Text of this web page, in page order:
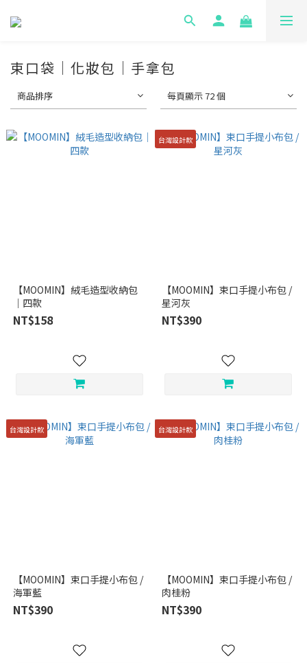
束口袋｜化妝包｜手拿包
商品排序 每頁顯示 72 個
【MOOMIN】絨毛造型收納包
｜四款
NT$158
台灣設計款
【MOOMIN】束口手提小布包 /
星河灰
NT$390
台灣設計款
【MOOMIN】束口手提小布包 /
海軍藍
NT$390
台灣設計款
【MOOMIN】束口手提小布包 /
肉桂粉
NT$390